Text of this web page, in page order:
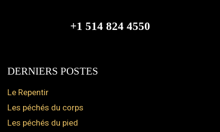
+1 514 824 4550
DERNIERS POSTES
Le Repentir
Les péchés du corps
Les péchés du pied